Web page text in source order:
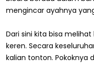
mengincar ayahnya
Dari sini kita bisa
keren. Secara
kalian tonton. Pokoknya